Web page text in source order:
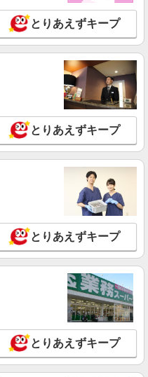
とりあえずキープ
とりあえずキープ
とりあえずキープ
とりあえずキープ